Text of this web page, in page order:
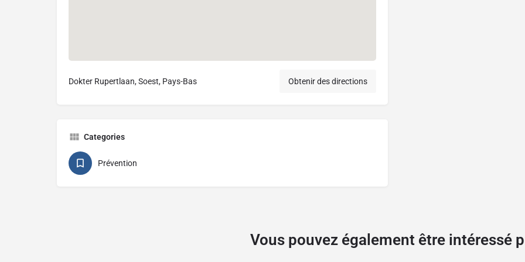
Dokter Rupertlaan, Soest, Pays-Bas Obtenir des directions
Categories
Prévention
Vous pouvez également être intéressé